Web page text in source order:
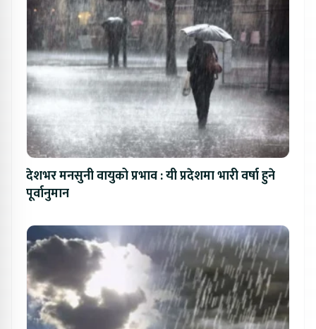
देशभर मनसुनी वायुको प्रभाव : यी प्रदेशमा भारी वर्षा हुने
पूर्वानुमान